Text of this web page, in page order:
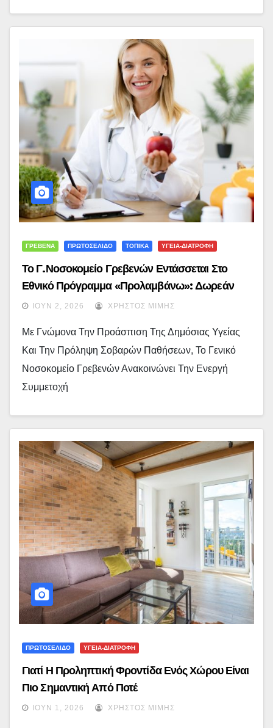
ΓΡΕΒΕΝΑ ΠΡΩΤΟΣΕΛΙΔΟ ΤΟΠΙΚΑ ΥΓΕΙΑ-ΔΙΑΤΡΟΦΗ
Το Γ.Νοσοκομείο Γρεβενών Εντάσσεται Στο
Εθνικό Πρόγραμμα «Προλαμβάνω»: Δωρεάν
Εξετάσεις, Φάρμακα Και Καθοδήγηση Για Την
ΙΟΎΝ 2, 2026 ΧΡΉΣΤΟΣ ΜΊΜΗΣ
Με Γνώμονα Την Προάσπιση Της Δημόσιας Υγείας
Και Την Πρόληψη Σοβαρών Παθήσεων, Το Γενικό
Νοσοκομείο Γρεβενών Ανακοινώνει Την Ενεργή
Συμμετοχή
ΠΡΩΤΟΣΕΛΙΔΟ ΥΓΕΙΑ-ΔΙΑΤΡΟΦΗ
Γιατί Η Προληπτική Φροντίδα Ενός Χώρου Είναι
Πιο Σημαντική Από Ποτέ
ΙΟΎΝ 1, 2026 ΧΡΉΣΤΟΣ ΜΊΜΗΣ